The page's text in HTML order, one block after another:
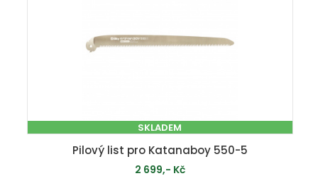
SKLADEM
Pilový list pro Katanaboy 550-5
2 699,- Kč